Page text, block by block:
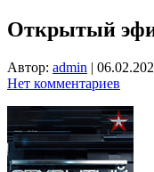
Открытый
Автор: admin |
Нет комментариев